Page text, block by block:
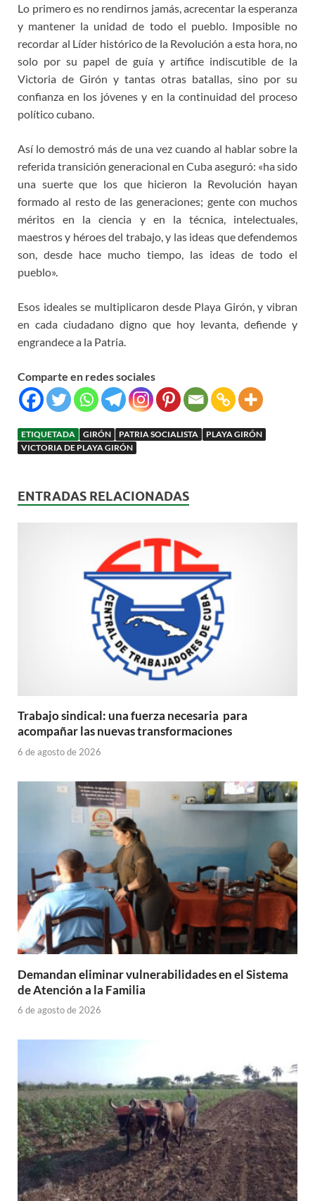
Lo primero es no rendirnos jamás, acrecentar la esperanza
y mantener la unidad de todo el pueblo. Imposible no
recordar al Líder histórico de la Revolución a esta hora, no
solo por su papel de guía y artífice indiscutible de la
Victoria de Girón y tantas otras batallas, sino por su
confianza en los jóvenes y en la continuidad del proceso
político cubano.
Así lo demostró más de una vez cuando al hablar sobre la
referida transición generacional en Cuba aseguró: «ha sido
una suerte que los que hicieron la Revolución hayan
formado al resto de las generaciones; gente con muchos
méritos en la ciencia y en la técnica, intelectuales,
maestros y héroes del trabajo, y las ideas que defendemos
son, desde hace mucho tiempo, las ideas de todo el
pueblo».
Esos ideales se multiplicaron desde Playa Girón, y vibran
en cada ciudadano digno que hoy levanta, defiende y
engrandece a la Patria.
Comparte en redes sociales
ETIQUETADA GIRÓN PATRIA SOCIALISTA
PLAYA GIRÓN
VICTORIA DE PLAYA GIRÓN
ENTRADAS RELACIONADAS
Trabajo sindical: una fuerza necesaria para
acompañar las nuevas transformaciones
6 de agosto de 2026
Demandan eliminar vulnerabilidades en el Sistema
de Atención a la Familia
6 de agosto de 2026